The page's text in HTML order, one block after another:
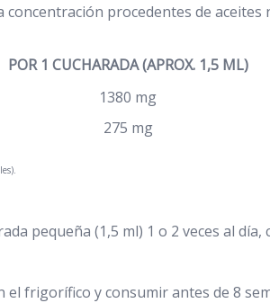
procedentes de aceites
POR 1 CUCHARADA (APROX. 1,5 ML)
1380 mg
275 mg
pequeña (1,5 ml) 1 o 2 veces al día,
el frigorífico y consumir antes de 8